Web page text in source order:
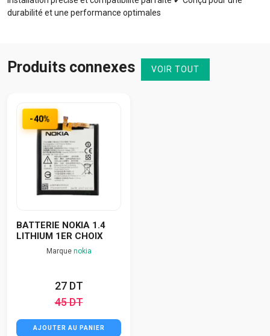
durabilité et une performance optimales
Produits connexes VOIR TOUT
-40%
BATTERIE NOKIA 1.4
LITHIUM 1ER CHOIX
Marque nokia
27 DT
45 DT
AJOUTER AU PANIER